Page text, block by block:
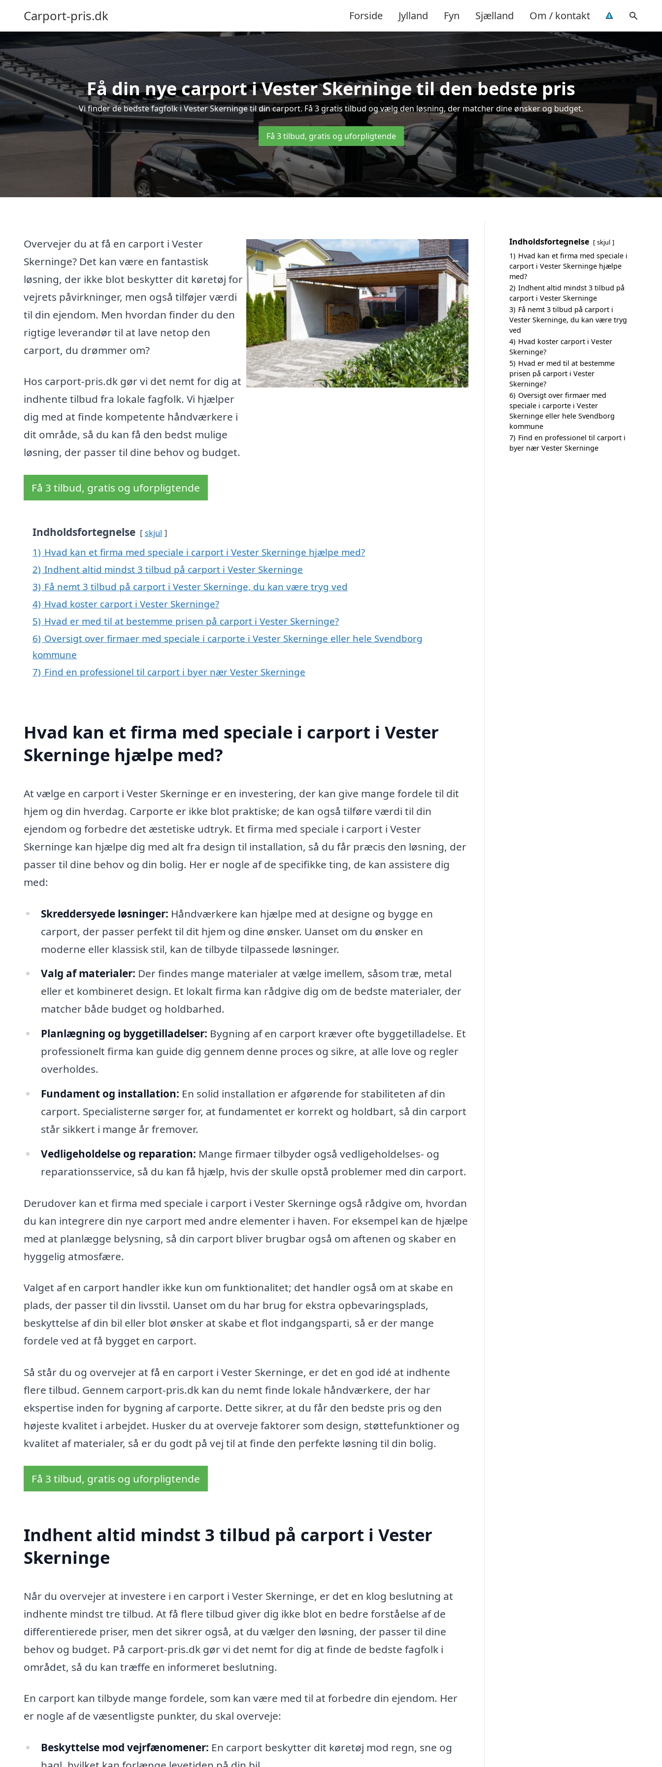
Carport-pris.dk Forside Jylland Fyn Sjælland Om / kontakt
Få din nye carport i Vester Skerninge til den bedste pris
Vi finder de bedste fagfolk i Vester Skerninge til din carport. Få 3 gratis tilbud og vælg den løsning, der matcher dine ønsker og budget.
Få 3 tilbud, gratis og uforpligtende
Overvejer du at få en carport i Vester
Skerninge? Det kan være en fantastisk
løsning, der ikke blot beskytter dit køretøj for
vejrets påvirkninger, men også tilføjer værdi
til din ejendom. Men hvordan finder du den
rigtige leverandør til at lave netop den
carport, du drømmer om?
Hos carport-pris.dk gør vi det nemt for dig at
indhente tilbud fra lokale fagfolk. Vi hjælper
dig med at finde kompetente håndværkere i
dit område, så du kan få den bedst mulige
løsning, der passer til dine behov og budget.
Få 3 tilbud, gratis og uforpligtende
Indholdsfortegnelse skjul
1) Hvad kan et firma med speciale i carport i Vester Skerninge hjælpe med?
2) Indhent altid mindst 3 tilbud på carport i Vester Skerninge
3) Få nemt 3 tilbud på carport i Vester Skerninge, du kan være tryg ved
4) Hvad koster carport i Vester Skerninge?
5) Hvad er med til at bestemme prisen på carport i Vester Skerninge?
6) Oversigt over firmaer med speciale i carporte i Vester Skerninge eller hele Svendborg
kommune
7) Find en professionel til carport i byer nær Vester Skerninge
Hvad kan et firma med speciale i carport i Vester
Skerninge hjælpe med?
At vælge en carport i Vester Skerninge er en investering, der kan give mange fordele til dit
hjem og din hverdag. Carporte er ikke blot praktiske; de kan også tilføre værdi til din
ejendom og forbedre det æstetiske udtryk. Et firma med speciale i carport i Vester
Skerninge kan hjælpe dig med alt fra design til installation, så du får præcis den løsning, der
passer til dine behov og din bolig. Her er nogle af de specifikke ting, de kan assistere dig
med:
Skreddersyede løsninger: Håndværkere kan hjælpe med at designe og bygge en
carport, der passer perfekt til dit hjem og dine ønsker. Uanset om du ønsker en
moderne eller klassisk stil, kan de tilbyde tilpassede løsninger.
Valg af materialer: Der findes mange materialer at vælge imellem, såsom træ, metal
eller et kombineret design. Et lokalt firma kan rådgive dig om de bedste materialer, der
matcher både budget og holdbarhed.
Planlægning og byggetilladelser: Bygning af en carport kræver ofte byggetilladelse. Et
professionelt firma kan guide dig gennem denne proces og sikre, at alle love og regler
overholdes.
Fundament og installation: En solid installation er afgørende for stabiliteten af din
carport. Specialisterne sørger for, at fundamentet er korrekt og holdbart, så din carport
står sikkert i mange år fremover.
Vedligeholdelse og reparation: Mange firmaer tilbyder også vedligeholdelses- og
reparationsservice, så du kan få hjælp, hvis der skulle opstå problemer med din carport.
Derudover kan et firma med speciale i carport i Vester Skerninge også rådgive om, hvordan
du kan integrere din nye carport med andre elementer i haven. For eksempel kan de hjælpe
med at planlægge belysning, så din carport bliver brugbar også om aftenen og skaber en
hyggelig atmosfære.
Valget af en carport handler ikke kun om funktionalitet; det handler også om at skabe en
plads, der passer til din livsstil. Uanset om du har brug for ekstra opbevaringsplads,
beskyttelse af din bil eller blot ønsker at skabe et flot indgangsparti, så er der mange
fordele ved at få bygget en carport.
Så står du og overvejer at få en carport i Vester Skerninge, er det en god idé at indhente
flere tilbud. Gennem carport-pris.dk kan du nemt finde lokale håndværkere, der har
ekspertise inden for bygning af carporte. Dette sikrer, at du får den bedste pris og den
højeste kvalitet i arbejdet. Husker du at overveje faktorer som design, støttefunktioner og
kvalitet af materialer, så er du godt på vej til at finde den perfekte løsning til din bolig.
Få 3 tilbud, gratis og uforpligtende
Indhent altid mindst 3 tilbud på carport i Vester
Skerninge
Når du overvejer at investere i en carport i Vester Skerninge, er det en klog beslutning at
indhente mindst tre tilbud. At få flere tilbud giver dig ikke blot en bedre forståelse af de
differentierede priser, men det sikrer også, at du vælger den løsning, der passer til dine
behov og budget. På carport-pris.dk gør vi det nemt for dig at finde de bedste fagfolk i
området, så du kan træffe en informeret beslutning.
En carport kan tilbyde mange fordele, som kan være med til at forbedre din ejendom. Her
er nogle af de væsentligste punkter, du skal overveje:
Beskyttelse mod vejrfænomener: En carport beskytter dit køretøj mod regn, sne og
Indholdsfortegnelse skjul
1) Hvad kan et firma med speciale i
carport i Vester Skerninge hjælpe
med?
2) Indhent altid mindst 3 tilbud på
carport i Vester Skerninge
3) Få nemt 3 tilbud på carport i
Vester Skerninge, du kan være tryg
ved
4) Hvad koster carport i Vester
Skerninge?
5) Hvad er med til at bestemme
prisen på carport i Vester
Skerninge?
6) Oversigt over firmaer med
speciale i carporte i Vester
Skerninge eller hele Svendborg
kommune
7) Find en professionel til carport i
byer nær Vester Skerninge